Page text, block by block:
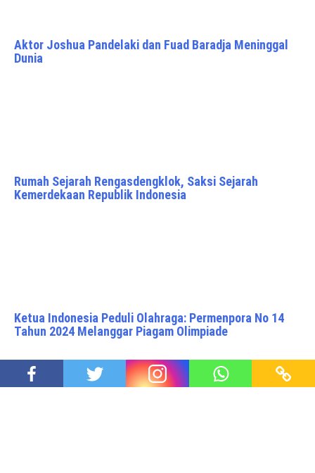
Aktor Joshua Pandelaki dan Fuad Baradja Meninggal
Dunia
Rumah Sejarah Rengasdengklok, Saksi Sejarah
Kemerdekaan Republik Indonesia
Ketua Indonesia Peduli Olahraga: Permenpora No 14
Tahun 2024 Melanggar Piagam Olimpiade